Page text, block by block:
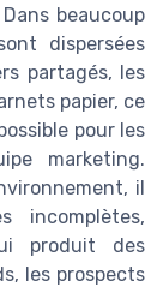
beaucoup
dispersées
partagés, les
papier, ce
pour les
marketing.
il
incomplètes,
produit des
les prospects